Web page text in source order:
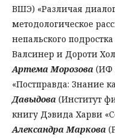
ВШЭ) «Различая
методологическое
непальского
Валсинер и Дороти
Артема Морозова (ИФ
«Постправда: Знание
Давыдова (Институт
книгу Дэвида Харви
Александра Маркова